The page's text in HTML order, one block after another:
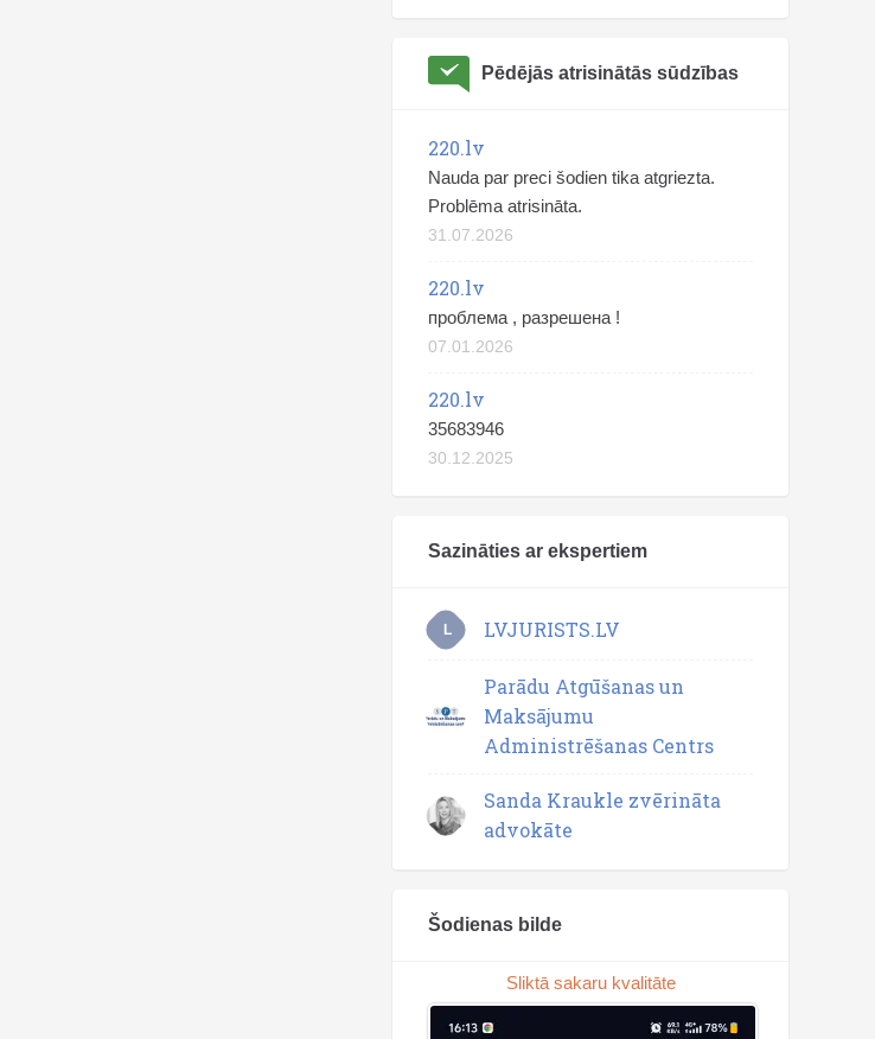
Pēdējās atrisinātās sūdzības
220.lv
Nauda par preci šodien tika atgriezta.
Problēma atrisināta.
31.07.2026
220.lv
проблема , разрешена !
07.01.2026
220.lv
35683946
30.12.2025
Sazināties ar ekspertiem
L LVJURISTS.LV
Parādu Atgūšanas un
Maksājumu
Administrēšanas Centrs
Sanda Kraukle zvērināta
advokāte
Šodienas bilde
Sliktā sakaru kvalitāte